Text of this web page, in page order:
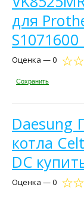
для
Оценка — 0
Сохранить
Daesung
котла
DC
Оценка — 0